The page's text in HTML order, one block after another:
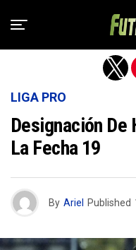
LIGA PRO
Designación De
La Fecha 19
By Ariel Published
Salir